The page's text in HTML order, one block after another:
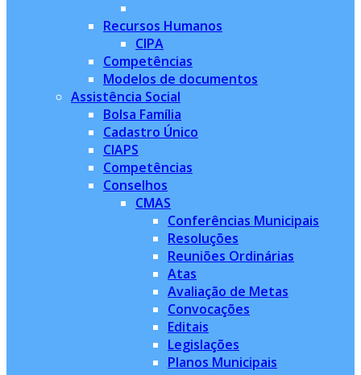
Recursos Humanos
CIPA
Competências
Modelos de documentos
Assistência Social
Bolsa Família
Cadastro Único
CIAPS
Competências
Conselhos
CMAS
Conferências Municipais
Resoluções
Reuniões Ordinárias
Atas
Avaliação de Metas
Convocações
Editais
Legislações
Planos Municipais